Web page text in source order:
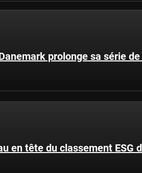
prolonge sa série
en tête du classement ESG